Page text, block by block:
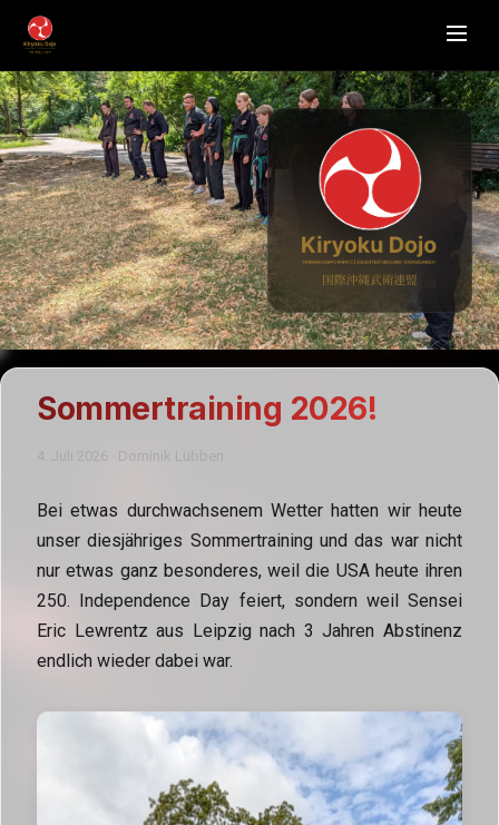
Sommertraining 2026!
4. Juli 2026 · Dominik Lübben
Bei etwas durchwachsenem Wetter hatten wir heute
unser diesjähriges Sommertraining und das war nicht
nur etwas ganz besonderes, weil die USA heute ihren
250. Independence Day feiert, sondern weil Sensei
Eric Lewrentz aus Leipzig nach 3 Jahren Abstinenz
endlich wieder dabei war.